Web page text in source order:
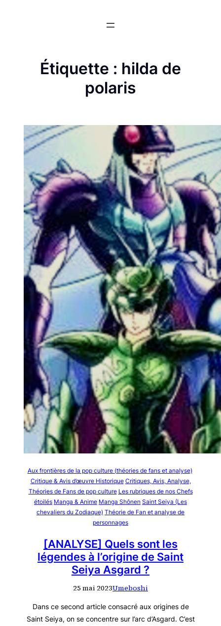
Étiquette : hilda de
polaris
Aux frontières de la pop culture (théories de fans et analyse)
Critique & Avis d’œuvre Historique Critiques, Avis, Analyse,
Théories de Fans de pop culture Les rubriques de nos Chefs
étoilés Manga & Anime Manga Shônen Saint Seiya (Les
chevaliers du Zodiaque) Théorie de Fan et analyse de
personnages
[ANALYSE] Quels sont les
légendes à l’origine de Saint
Seiya Asgard ?
25 mai 2023Umeboshi
Dans ce second article consacré aux origines de
Saint Seiya, on se concentre sur l’arc d’Asgard. C’est